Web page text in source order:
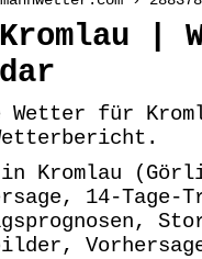
|
Wetter für
in Kromlau
14-Tage-